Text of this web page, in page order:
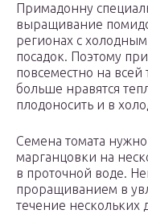
Примадонну
выращивание
регионах с
посадок. Поэтому
повсеместно на
больше нравятся
плодоносить и в
Семена томата
марганцовки на
в проточной воде.
проращиванием в
течение нескольких